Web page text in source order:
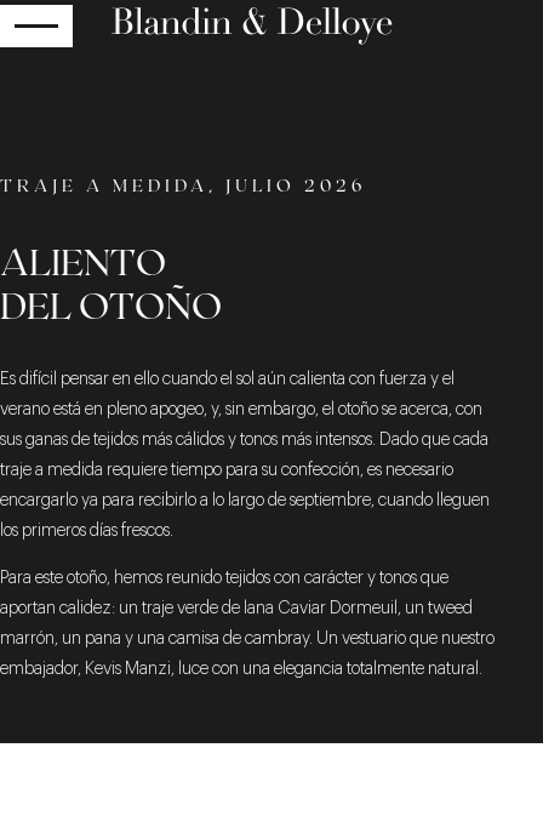
TRAJE A MEDIDA, JULIO 2026
ALIENTO
DEL OTOÑO
Es difícil pensar en ello cuando el sol aún calienta con fuerza y el
verano está en pleno apogeo, y, sin embargo, el otoño se acerca, con
sus ganas de tejidos más cálidos y tonos más intensos. Dado que cada
traje a medida requiere tiempo para su confección, es necesario
encargarlo ya para recibirlo a lo largo de septiembre, cuando lleguen
los primeros días frescos.
Para este otoño, hemos reunido tejidos con carácter y tonos que
aportan calidez: un traje verde de lana Caviar Dormeuil, un tweed
marrón, un pana y una camisa de cambray. Un vestuario que nuestro
embajador, Kevis Manzi, luce con una elegancia totalmente natural.